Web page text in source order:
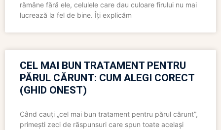
rămâne fără ele, celulele care dau culoare firului nu mai
lucrează la fel de bine. Îți explicăm
CEL MAI BUN TRATAMENT PENTRU
PĂRUL CĂRUNT: CUM ALEGI CORECT
(GHID ONEST)
Când cauți „cel mai bun tratament pentru părul cărunt”,
primești zeci de răspunsuri care spun toate același